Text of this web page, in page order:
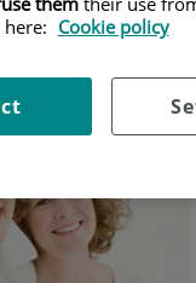
Cookie policy